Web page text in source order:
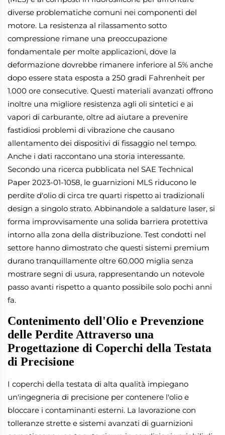
diverse problematiche comuni nei componenti del
motore. La resistenza al rilassamento sotto
compressione rimane una preoccupazione
fondamentale per molte applicazioni, dove la
deformazione dovrebbe rimanere inferiore al 5% anche
dopo essere stata esposta a 250 gradi Fahrenheit per
1.000 ore consecutive. Questi materiali avanzati offrono
inoltre una migliore resistenza agli oli sintetici e ai
vapori di carburante, oltre ad aiutare a prevenire
fastidiosi problemi di vibrazione che causano
allentamento dei dispositivi di fissaggio nel tempo.
Anche i dati raccontano una storia interessante.
Secondo una ricerca pubblicata nel SAE Technical
Paper 2023-01-1058, le guarnizioni MLS riducono le
perdite d'olio di circa tre quarti rispetto ai tradizionali
design a singolo strato. Abbinandole a saldature laser, si
forma improvvisamente una solida barriera protettiva
intorno alla zona della distribuzione. Test condotti nel
settore hanno dimostrato che questi sistemi premium
durano tranquillamente oltre 60.000 miglia senza
mostrare segni di usura, rappresentando un notevole
passo avanti rispetto a quanto possibile solo pochi anni
fa.
Contenimento dell'Olio e Prevenzione
delle Perdite Attraverso una
Progettazione di Coperchi della Testata
di Precisione
I coperchi della testata di alta qualità impiegano
un'ingegneria di precisione per contenere l'olio e
bloccare i contaminanti esterni. La lavorazione con
tolleranze strette e sistemi avanzati di guarnizioni